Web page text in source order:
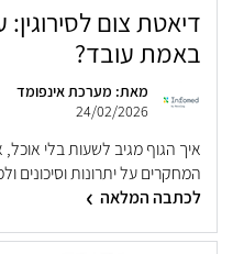
דיאטת צום
באמת עובד?
מאת: מערכת אינפומד
24/02/2026
איך הגוף מגיב לשעות בלי אוכל,
המחקרים על יתרונות וסיכונים
לכתבה המלאה